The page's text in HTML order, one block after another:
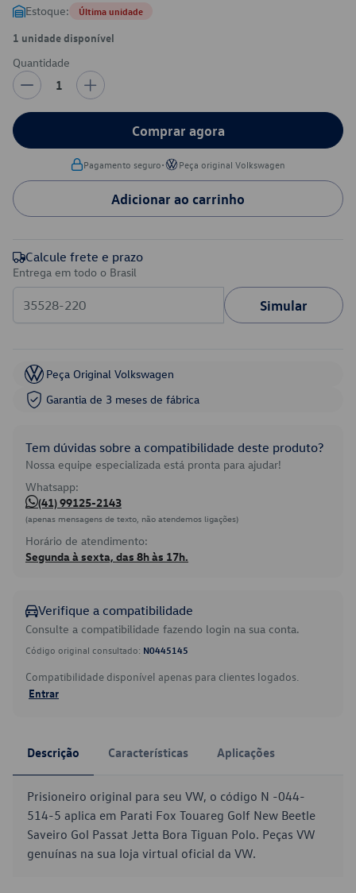
Estoque: Última unidade
1 unidade disponível
Quantidade
1
Comprar agora
Pagamento seguro• Peça original Volkswagen
Adicionar ao carrinho
Calcule frete e prazo
Entrega em todo o Brasil
Simular
Peça Original Volkswagen
Garantia de 3 meses de fábrica
Tem dúvidas sobre a compatibilidade deste produto?
Nossa equipe especializada está pronta para ajudar!
Whatsapp:
(41) 99125-2143
(apenas mensagens de texto, não atendemos ligações)
Horário de atendimento:
Segunda à sexta, das 8h às 17h.
Verifique a compatibilidade
Consulte a compatibilidade fazendo login na sua conta.
Código original consultado: N0445145
Compatibilidade disponível apenas para clientes logados.
Entrar
Descrição Características Aplicações
Prisioneiro original para seu VW, o código N -044-
514-5 aplica em Parati Fox Touareg Golf New Beetle
Saveiro Gol Passat Jetta Bora Tiguan Polo. Peças VW
genuínas na sua loja virtual oficial da VW.